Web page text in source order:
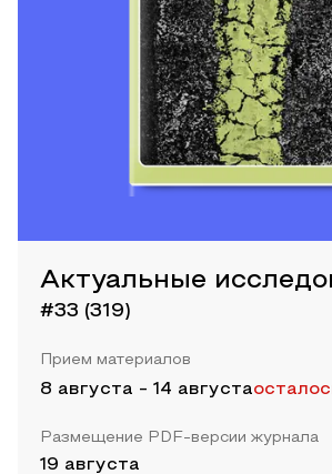
Актуальные
#33 (319)
Прием материалов
8 августа - 14 августа
Размещение PDF-версии журнала
19 августа